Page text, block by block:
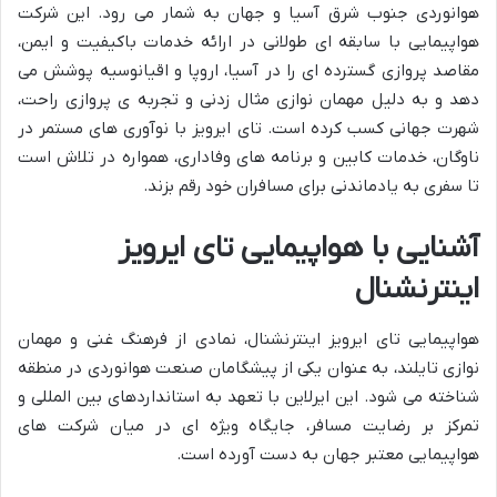
هوانوردی جنوب شرق آسیا و جهان به شمار می رود. این شرکت
هواپیمایی با سابقه ای طولانی در ارائه خدمات باکیفیت و ایمن،
مقاصد پروازی گسترده ای را در آسیا، اروپا و اقیانوسیه پوشش می
دهد و به دلیل مهمان نوازی مثال زدنی و تجربه ی پروازی راحت،
شهرت جهانی کسب کرده است. تای ایرویز با نوآوری های مستمر در
ناوگان، خدمات کابین و برنامه های وفاداری، همواره در تلاش است
تا سفری به یادماندنی برای مسافران خود رقم بزند.
آشنایی با هواپیمایی تای ایرویز
اینترنشنال
هواپیمایی تای ایرویز اینترنشنال، نمادی از فرهنگ غنی و مهمان
نوازی تایلند، به عنوان یکی از پیشگامان صنعت هوانوردی در منطقه
شناخته می شود. این ایرلاین با تعهد به استانداردهای بین المللی و
تمرکز بر رضایت مسافر، جایگاه ویژه ای در میان شرکت های
هواپیمایی معتبر جهان به دست آورده است.